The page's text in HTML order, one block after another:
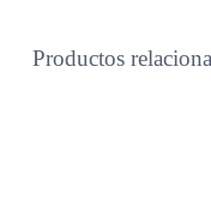
Productos